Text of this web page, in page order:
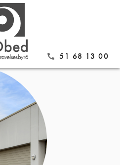
call 51 68 13 00